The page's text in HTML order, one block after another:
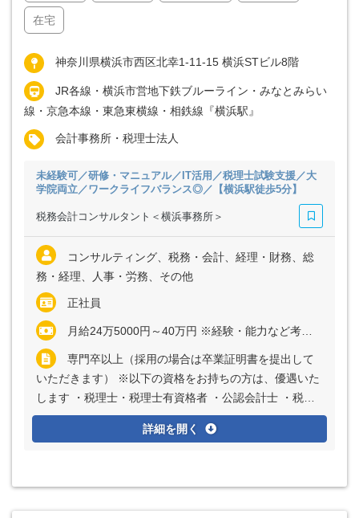
在宅
神奈川県横浜市西区北幸1-11-15 横浜STビル8階
JR各線・横浜市営地下鉄ブルーライン・みなとみらい
線・京急本線・東急東横線・相鉄線『横浜駅』
会計事務所・税理士法人
未経験可／研修・マニュアル／IT活用／税理士試験支援／大
学院両立／ワークライフバランス◎／【横浜駅徒歩5分】
税務会計コンサルタント＜横浜事務所＞
コンサルティング、税務・会計、経理・財務、総
務・経理、人事・労務、その他
正社員
月給24万5000円～40万円 ※経験・能力など考慮の上、決定いたします ※上記に固定残業代（月20時間分＝3万2000円～5万2000円）を含む ※超過分は別途全額支給
専門卒以上（採用の場合は卒業証明書を提出して
いただきます） ※以下の資格をお持ちの方は、優遇いた
します ・税理士・税理士有資格者 ・公認会計士 ・税理
士試験科目合格者 ・税理士試験受験経験者
詳細を開く